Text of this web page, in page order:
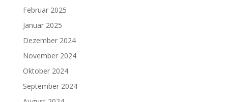
Februar 2025
Januar 2025
Dezember 2024
November 2024
Oktober 2024
September 2024